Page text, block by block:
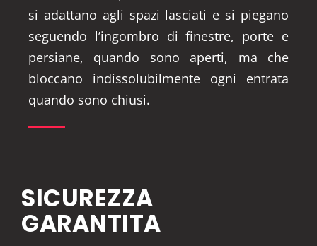
si adattano agli spazi lasciati e si piegano
seguendo l’ingombro di finestre, porte e
persiane, quando sono aperti, ma che
bloccano indissolubilmente ogni entrata
quando sono chiusi.
SICUREZZA
GARANTITA